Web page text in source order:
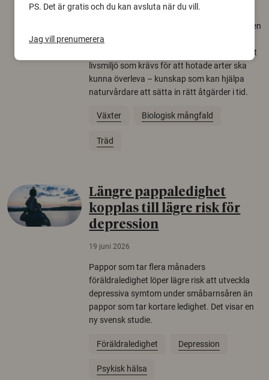
22 juni 2026
Över tusen arter behöver ekar i sin närhet, men
gamla eklandskap och naturbetesmarker blir
allt färre. Nu har forskare kartlagt hur mycket
livsmiljö som krävs för att hotade arter ska
kunna överleva – kunskap som kan hjälpa
naturvårdare att sätta in rätt åtgärder i tid.
Växter Biologisk mångfald
Träd
Längre pappaledighet
kopplas till lägre risk för
depression
19 juni 2026
Pappor som tar flera månaders
föräldraledighet löper lägre risk att utveckla
depressiva symtom under småbarnsåren än
pappor som tar kortare ledighet. Det visar en
ny svensk studie.
Föräldraledighet Depression
Psykisk hälsa
PS. Det är gratis och du kan avsluta när du vill.
Jag vill prenumerera